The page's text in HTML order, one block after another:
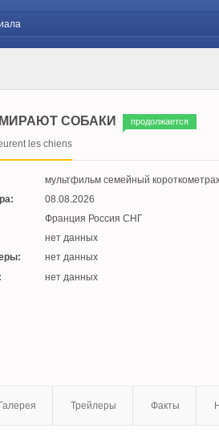
СОБАКИ продолжается
les chiens
мультфильм семейный
08.08.2026
Франция Россия СНГ
нет данных
нет данных
нет данных
Галерея Трейлеры Факты